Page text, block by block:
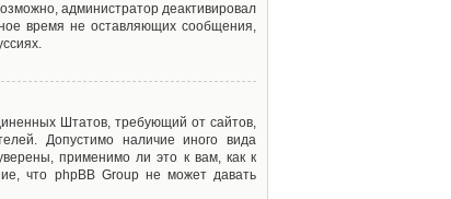
администратор деактивировал
время не оставляющих сообщения,
Штатов, требующий от сайтов,
Допустимо наличие иного вида
применимо ли это к вам, как к
что phpBB Group не может давать